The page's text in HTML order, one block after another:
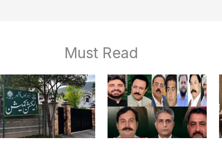
Must Read